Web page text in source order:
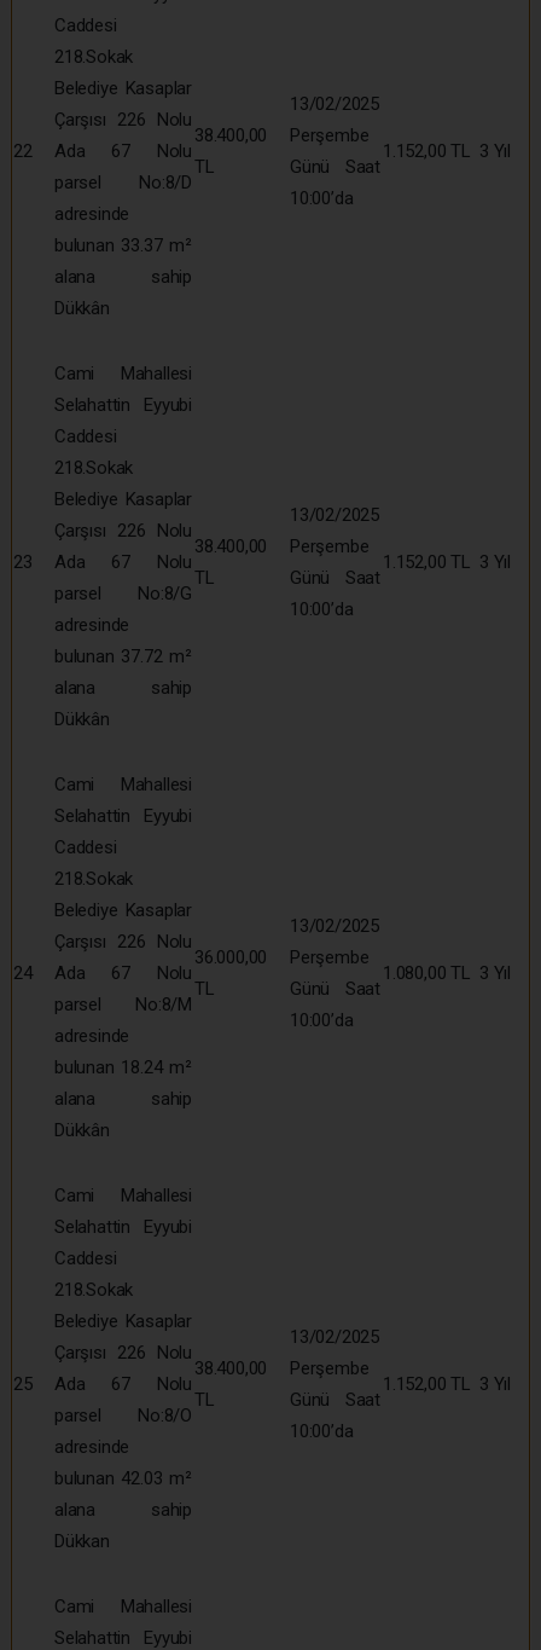
22
Caddesi
218.Sokak
Belediye Kasaplar
Çarşısı 226 Nolu
Ada 67 Nolu
parsel No:8/D
adresinde
bulunan 33.37 m²
alana sahip
Dükkân
38.400,00
TL
13/02/2025
Perşembe
Günü Saat
10:00’da
1.152,00 TL 3 Yıl
23
Cami Mahallesi
Selahattin Eyyubi
Caddesi
218.Sokak
Belediye Kasaplar
Çarşısı 226 Nolu
Ada 67 Nolu
parsel No:8/G
adresinde
bulunan 37.72 m²
alana sahip
Dükkân
38.400,00
TL
13/02/2025
Perşembe
Günü Saat
10:00’da
1.152,00 TL 3 Yıl
24
Cami Mahallesi
Selahattin Eyyubi
Caddesi
218.Sokak
Belediye Kasaplar
Çarşısı 226 Nolu
Ada 67 Nolu
parsel No:8/M
adresinde
bulunan 18.24 m²
alana sahip
Dükkân
36.000,00
TL
13/02/2025
Perşembe
Günü Saat
10:00’da
1.080,00 TL 3 Yıl
25
Cami Mahallesi
Selahattin Eyyubi
Caddesi
218.Sokak
Belediye Kasaplar
Çarşısı 226 Nolu
Ada 67 Nolu
parsel No:8/O
adresinde
bulunan 42.03 m²
alana sahip
Dükkan
38.400,00
TL
13/02/2025
Perşembe
Günü Saat
10:00’da
1.152,00 TL 3 Yıl
Cami Mahallesi
Selahattin Eyyubi